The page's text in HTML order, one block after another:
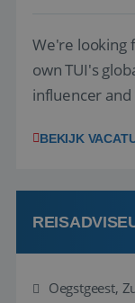
We're looking
own TUI's
influencer and
locally. The
Attractive
BEKIJK
Oegstgeest,